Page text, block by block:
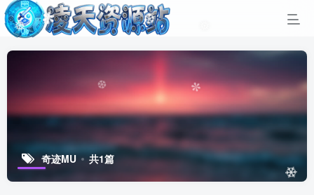
奇迹MU 共1篇
✼
❆
❆
❅
❅ ✼